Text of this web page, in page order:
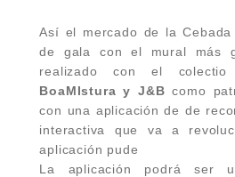
Así el mercado de la
de gala con el mural más
realizado con el
BoaMIstura y J&B como
con una aplicación de de
interactiva que va a
aplicación pude
La aplicación podrá ser